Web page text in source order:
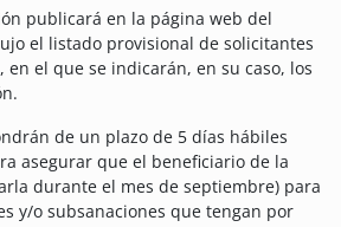
publicará en la página web del
el listado provisional de solicitantes
en el que se indicarán, en su caso, los
de un plazo de 5 días hábiles
asegurar que el beneficiario de la
durante el mes de septiembre) para
y/o subsanaciones que tengan por